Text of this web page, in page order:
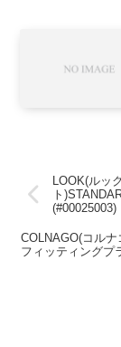
LOOK(ルッ
ト
(#00025003)
COLNAGO(コル
フィッティングプ